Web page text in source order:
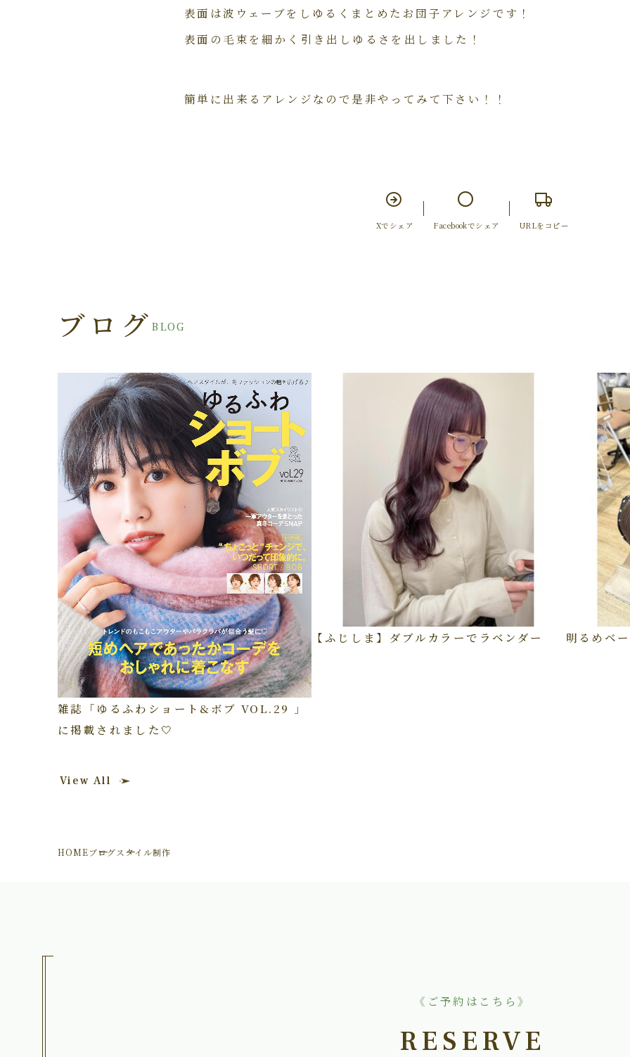
表面は波ウェーブをしゆるくまとめたお団子アレンジです！
表面の毛束を細かく引き出しゆるさを出しました！
簡単に出来るアレンジなので是非やってみて下さい！！
Xでシェア Facebookでシェア URLをコピー
BLOG
ブログ
雑誌「ゆるふわショート&ボブ VOL.29 」
に掲載されました🤍
【ふじしま】ダブルカラーでラベンダー 明るめベ
View All
HOMEブログスタイル制作
《ご予約はこちら》
RESERVE